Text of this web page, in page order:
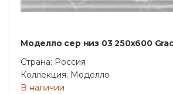
Моделло сер низ 03 250х600
Страна: Россия
Коллекция: Моделло
В наличии